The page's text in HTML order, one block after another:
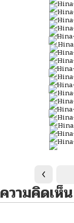
ความคิดเห็น